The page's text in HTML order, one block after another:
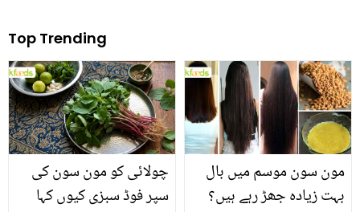
Top Trending
چولائی کو مون سون کی
سپر فوڈ سبزی کیوں کہا
مون سون موسم میں بال
بہت زیادہ جھڑ رہے ہیں؟